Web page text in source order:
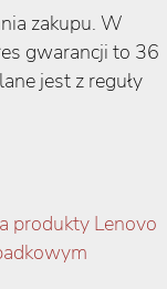
zakupu. W
gwarancji to 36
jest z reguły
produkty Lenovo